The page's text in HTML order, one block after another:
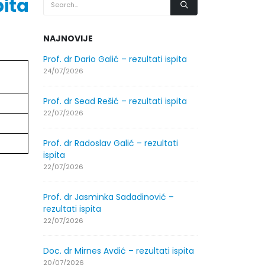
NAJNOVIJE
Prof. dr Dario Galić – rezultati ispita
24/07/2026
Prof. dr Sead Rešić – rezultati ispita
22/07/2026
Prof. dr Radoslav Galić – rezultati
ispita
22/07/2026
Prof. dr Jasminka Sadadinović –
rezultati ispita
22/07/2026
Doc. dr Mirnes Avdić – rezultati ispita
20/07/2026